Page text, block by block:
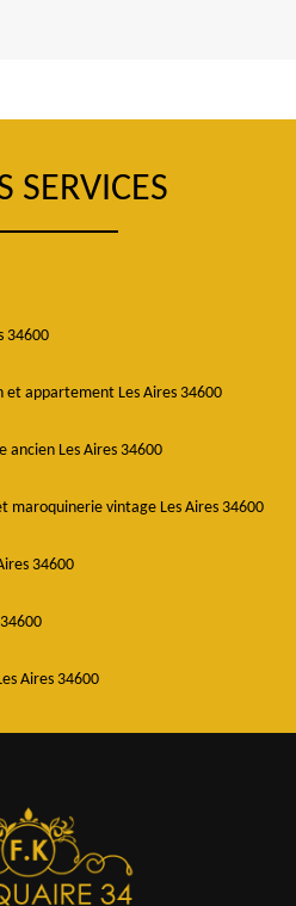
SERVICES
34600
et appartement Les Aires 34600
ancien Les Aires 34600
maroquinerie vintage Les Aires 34600
34600
Aires 34600